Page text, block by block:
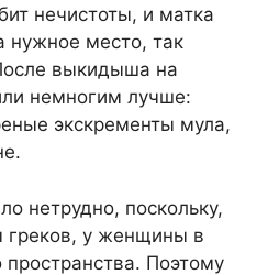
нечистоты, и матка
нужное место, так
выкидыша на
немногим лучше:
экскременты мула,
нетрудно, поскольку,
греков, у женщины в
Поэтому